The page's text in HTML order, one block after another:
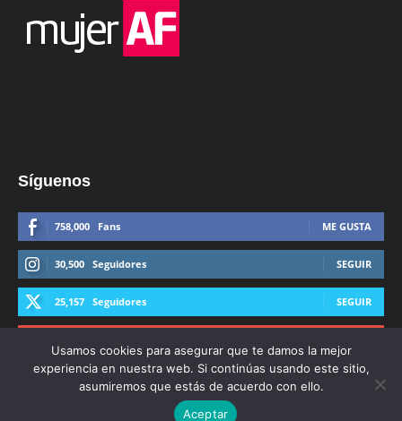
Síguenos
758,000 Fans ME GUSTA
30,500 Seguidores SEGUIR
25,157 Seguidores SEGUIR
Usamos cookies para asegurar que te damos la mejor
experiencia en nuestra web. Si continúas usando este sitio,
asumiremos que estás de acuerdo con ello.
Aceptar